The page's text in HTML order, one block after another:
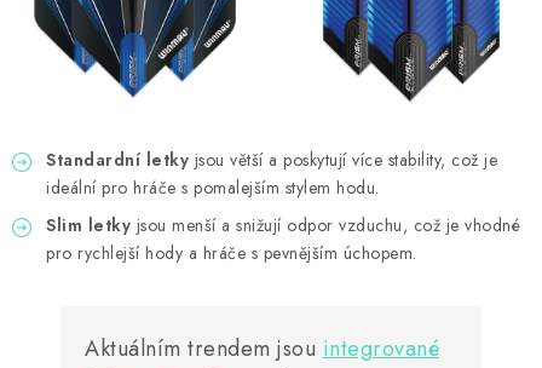
Standardní letky jsou větší a poskytují více stability, což je
ideální pro hráče s pomalejším stylem hodu.
Slim letky jsou menší a snižují odpor vzduchu, což je vhodné
pro rychlejší hody a hráče s pevnějším úchopem.
Aktuálním trendem jsou integrované